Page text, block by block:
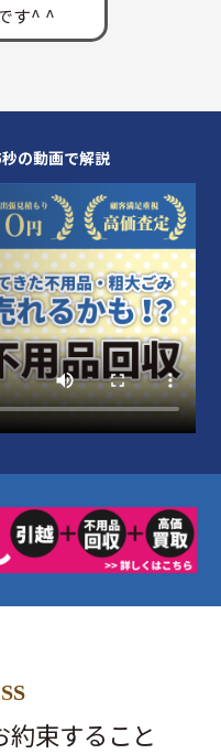
す^ ^
の動画で解説
約束すること